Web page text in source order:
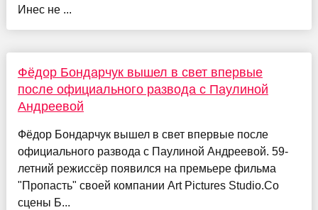
Инес не ...
Фёдор Бондарчук вышел в свет впервые
после официального развода с Паулиной
Андреевой
Фёдор Бондарчук вышел в свет впервые после
официального развода с Паулиной Андреевой. 59-
летний режиссёр появился на премьере фильма
"Пропасть" своей компании Art Pictures Studio.Со
сцены Б...